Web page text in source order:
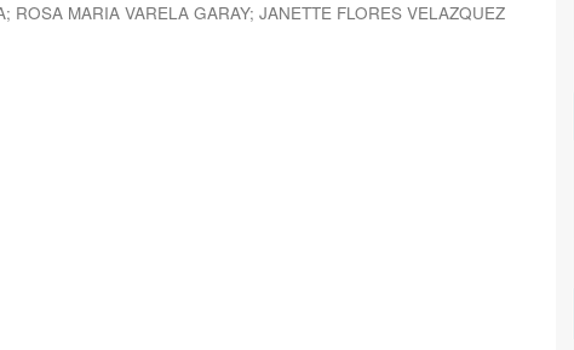
; ROSA MARIA VARELA GARAY;JANETTE FLORES VELAZQUEZ